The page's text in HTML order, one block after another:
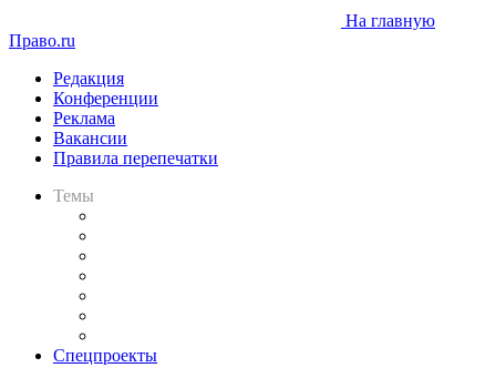
На главную
Право.ru
Редакция
Конференции
Реклама
Вакансии
Правила перепечатки
Темы
Спецпроекты